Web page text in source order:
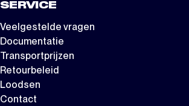
SERVICE
Veelgestelde vragen
Documentatie
Transportprijzen
Retourbeleid
Loodsen
Contact